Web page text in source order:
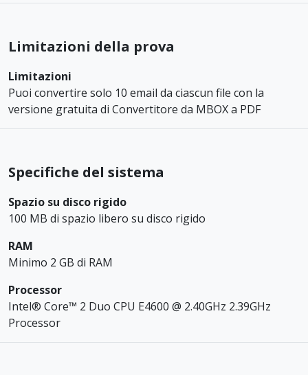
Limitazioni della prova
Limitazioni
Puoi convertire solo 10 email da ciascun file con la
versione gratuita di Convertitore da MBOX a PDF
Specifiche del sistema
Spazio su disco rigido
100 MB di spazio libero su disco rigido
RAM
Minimo 2 GB di RAM
Processor
Intel® Core™ 2 Duo CPU E4600 @ 2.40GHz 2.39GHz
Processor